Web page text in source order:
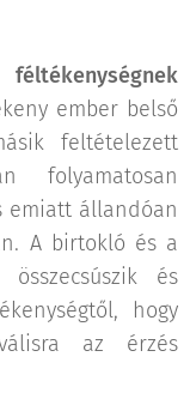
ember belső
feltételezett
folyamatosan
emiatt állandóan
A birtokló és a
és
hogy
az érzés